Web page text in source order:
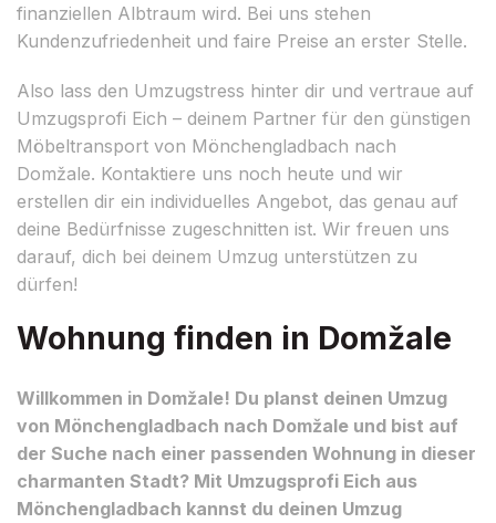
finanziellen Albtraum wird. Bei uns stehen
Kundenzufriedenheit und faire Preise an erster Stelle.
Also lass den Umzugstress hinter dir und vertraue auf
Umzugsprofi Eich – deinem Partner für den günstigen
Möbeltransport von Mönchengladbach nach
Domžale. Kontaktiere uns noch heute und wir
erstellen dir ein individuelles Angebot, das genau auf
deine Bedürfnisse zugeschnitten ist. Wir freuen uns
darauf, dich bei deinem Umzug unterstützen zu
dürfen!
Wohnung finden in Domžale
Willkommen in Domžale! Du planst deinen Umzug
von Mönchengladbach nach Domžale und bist auf
der Suche nach einer passenden Wohnung in dieser
charmanten Stadt? Mit Umzugsprofi Eich aus
Mönchengladbach kannst du deinen Umzug